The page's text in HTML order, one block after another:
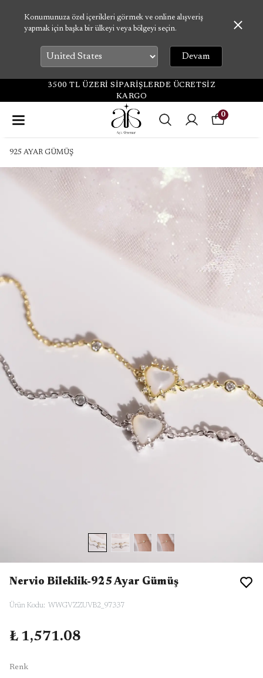
Konumunuza özel içerikleri görmek ve online alışveriş
yapmak için başka bir ülkeyi veya bölgeyi seçin.
Devam
3500 TL ÜZERİ SİPARİŞLERDE ÜCRETSİZ
KARGO
0
925 AYAR GÜMÜŞ
Nervio Bileklik-925 Ayar Gümüş
Ürün Kodu: WWGVZZUVB2_97337
₺ 1,571.08
Renk